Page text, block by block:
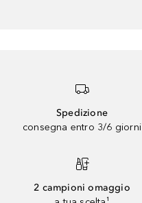
Spedizione
consegna entro 3/6 giorni
2 campioni omaggio